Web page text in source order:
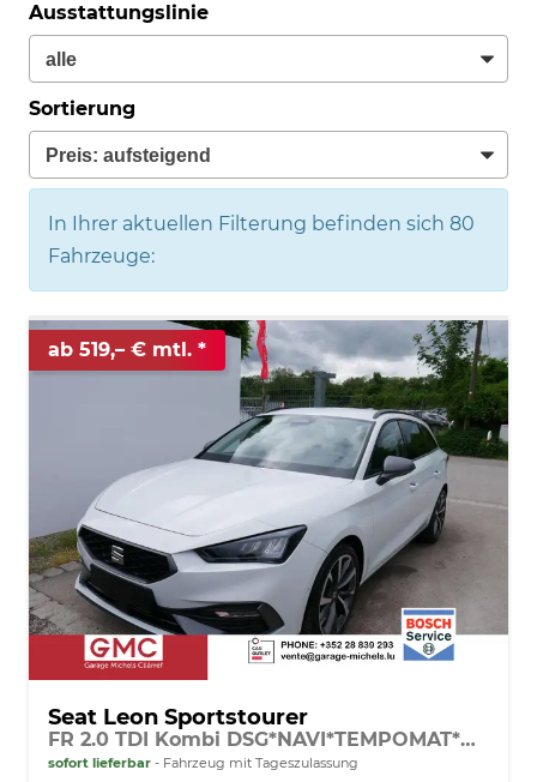
Ausstattungslinie
Sortierung
In Ihrer aktuellen Filterung befinden sich 80
Fahrzeuge:
ab 519,– € mtl.
Seat Leon Sportstourer
FR 2.0 TDI Kombi DSG*NAVI*TEMPOMAT*KAMERA*KEYLESS-GO*VIRTUAL COCKPIT*
sofort lieferbar Fahrzeug mit Tageszulassung